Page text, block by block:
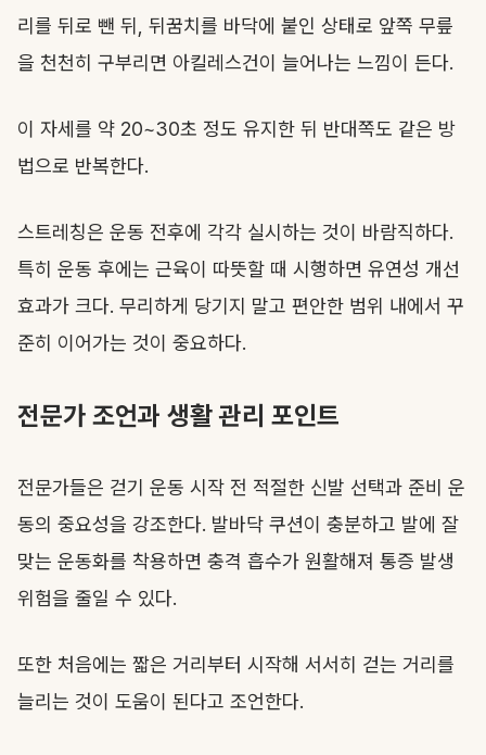
리를 뒤로 뺀 뒤, 뒤꿈치를 바닥에 붙인 상태로 앞쪽 무릎
을 천천히 구부리면 아킬레스건이 늘어나는 느낌이 든다.
이 자세를 약 20~30초 정도 유지한 뒤 반대쪽도 같은 방
법으로 반복한다.
스트레칭은 운동 전후에 각각 실시하는 것이 바람직하다.
특히 운동 후에는 근육이 따뜻할 때 시행하면 유연성 개선
효과가 크다. 무리하게 당기지 말고 편안한 범위 내에서 꾸
준히 이어가는 것이 중요하다.
전문가 조언과 생활 관리 포인트
전문가들은 걷기 운동 시작 전 적절한 신발 선택과 준비 운
동의 중요성을 강조한다. 발바닥 쿠션이 충분하고 발에 잘
맞는 운동화를 착용하면 충격 흡수가 원활해져 통증 발생
위험을 줄일 수 있다.
또한 처음에는 짧은 거리부터 시작해 서서히 걷는 거리를
늘리는 것이 도움이 된다고 조언한다.